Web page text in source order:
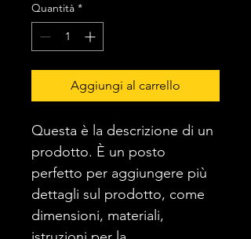
Quantità *
Aggiungi al carrello
Questa è la descrizione di un
prodotto. È un posto
perfetto per aggiungere più
dettagli sul prodotto, come
dimensioni, materiali,